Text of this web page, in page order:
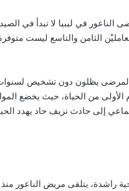
الناعور في ليبيا لا تبدأ في
الثامن والتاسع ليست
المرضى يظلون دون تشخيص
الأولى من الحياة، حيث يخضع
إلى حادث نزيف حاد
راشدة، يتلقى مريض الناعور منذ